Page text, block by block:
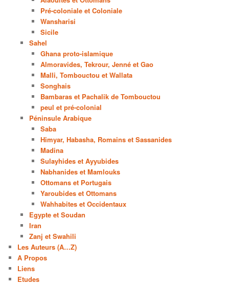
Pré-coloniale et Coloniale
Wansharisi
Sicile
Sahel
Ghana proto-islamique
Almoravides, Tekrour, Jenné et Gao
Malli, Tombouctou et Wallata
Songhais
Bambaras et Pachalik de Tombouctou
peul et pré-colonial
Péninsule Arabique
Saba
Himyar, Habasha, Romains et Sassanides
Madina
Sulayhides et Ayyubides
Nabhanides et Mamlouks
Ottomans et Portugais
Yaroubides et Ottomans
Wahhabites et Occidentaux
Egypte et Soudan
Iran
Zanj et Swahili
Les Auteurs (A…Z)
A Propos
Liens
Etudes